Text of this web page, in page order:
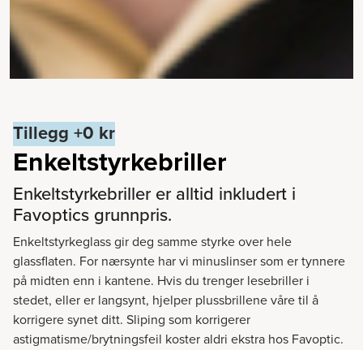
Tillegg +0 kr
Enkeltstyrkebriller
Enkeltstyrkebriller er alltid inkludert i
Favoptics grunnpris.
Enkeltstyrkeglass gir deg samme styrke over hele
glassflaten. For nærsynte har vi minuslinser som er tynnere
på midten enn i kantene. Hvis du trenger lesebriller i
stedet, eller er langsynt, hjelper plussbrillene våre til å
korrigere synet ditt. Sliping som korrigerer
astigmatisme/brytningsfeil koster aldri ekstra hos Favoptic.